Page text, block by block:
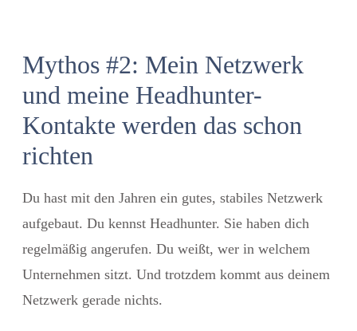
Mythos #2: Mein Netzwerk
und meine Headhunter-
Kontakte werden das schon
richten
Du hast mit den Jahren ein gutes, stabiles Netzwerk
aufgebaut. Du kennst Headhunter. Sie haben dich
regelmäßig angerufen. Du weißt, wer in welchem
Unternehmen sitzt. Und trotzdem kommt aus deinem
Netzwerk gerade nichts.